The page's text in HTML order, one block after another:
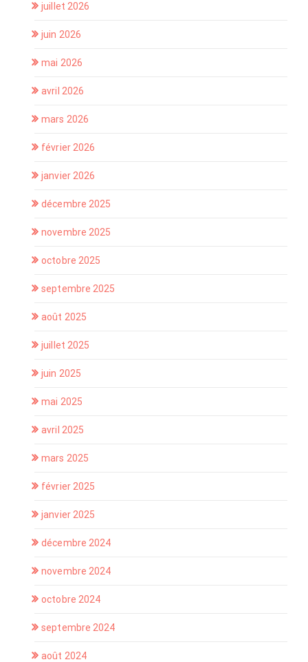
juillet 2026
juin 2026
mai 2026
avril 2026
mars 2026
février 2026
janvier 2026
décembre 2025
novembre 2025
octobre 2025
septembre 2025
août 2025
juillet 2025
juin 2025
mai 2025
avril 2025
mars 2025
février 2025
janvier 2025
décembre 2024
novembre 2024
octobre 2024
septembre 2024
août 2024